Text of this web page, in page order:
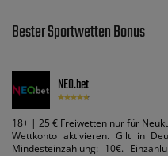
Bester Sportwetten Bonus
NEO.bet
18+ | 25 € Freiwetten nur für
Wettkonto aktivieren. Gilt in
Mindesteinzahlung: 10€.